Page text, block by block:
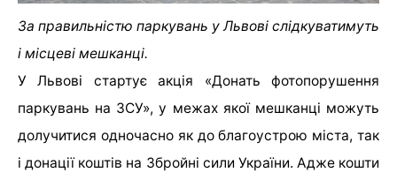
За правильністю паркувань у Львові слідкуватимуть
і місцеві мешканці.
У Львові стартує акція «Донать фотопорушення
паркувань на ЗСУ», у межах якої мешканці можуть
долучитися одночасно як до благоустрою міста, так
і донації коштів на Збройні сили України. Адже кошти